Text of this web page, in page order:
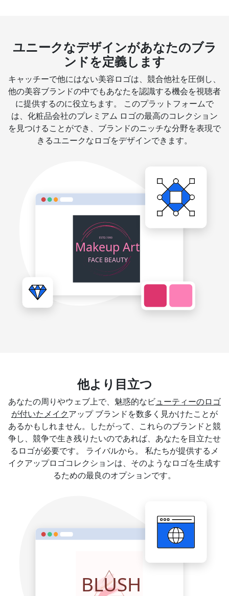
ユニークなデザインがあなたのブラ
ンドを定義します
キャッチーで他にはない美容ロゴは、競合他社を圧倒し、
他の美容ブランドの中でもあなたを認識する機会を視聴者
に提供するのに役立ちます。 このプラットフォームで
は、化粧品会社のプレミアム ロゴの最高のコレクション
を見つけることができ、ブランドのニッチな分野を表現で
きるユニークなロゴをデザインできます。
他より目立つ
あなたの周りやウェブ上で、魅惑的なビ ューティーのロゴ
が付いたメイク アップ ブランドを数多く見かけたことが
あるかもしれません。したがって、これらのブランドと競
争し、競争で生き残りたいのであれば、あなたを目立たせ
るロゴが必要です。 ライバルから。 私たちが提供するメ
イクアップロゴコレクションは、そのようなロゴを生成す
るための最良のオプションです。